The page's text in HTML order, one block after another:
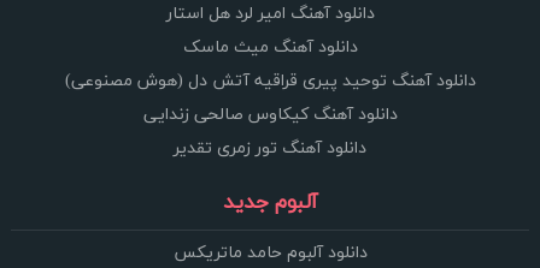
دانلود آهنگ امیر لرد هل استار
دانلود آهنگ میث ماسک
دانلود آهنگ توحید پیری قراقیه آتش دل (هوش مصنوعی)
دانلود آهنگ کیکاوس صالحی زندایی
دانلود آهنگ تور زمری تقدیر
آلبوم جدید
دانلود آلبوم حامد ماتریکس